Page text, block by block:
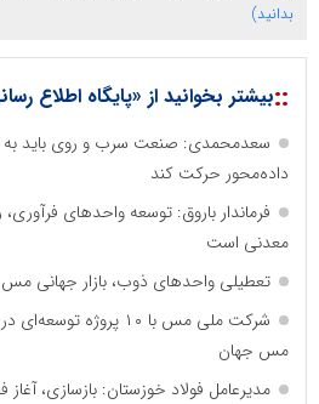
بدانید)
::بیشتر بخوانید از «پایگاه اطلاع
سعدمحمدی: صنعت سرب و روی باید
داده‌محور حرکت کند
فرماندار باروق: توسعه واحدهای
معدنی است
تعطیلی واحدهای ذوب، بازار جهانی مس
شرکت ملی مس با ۱۰
مس جهان
مدیرعامل فولاد خوزستان: بازسازی، آغاز